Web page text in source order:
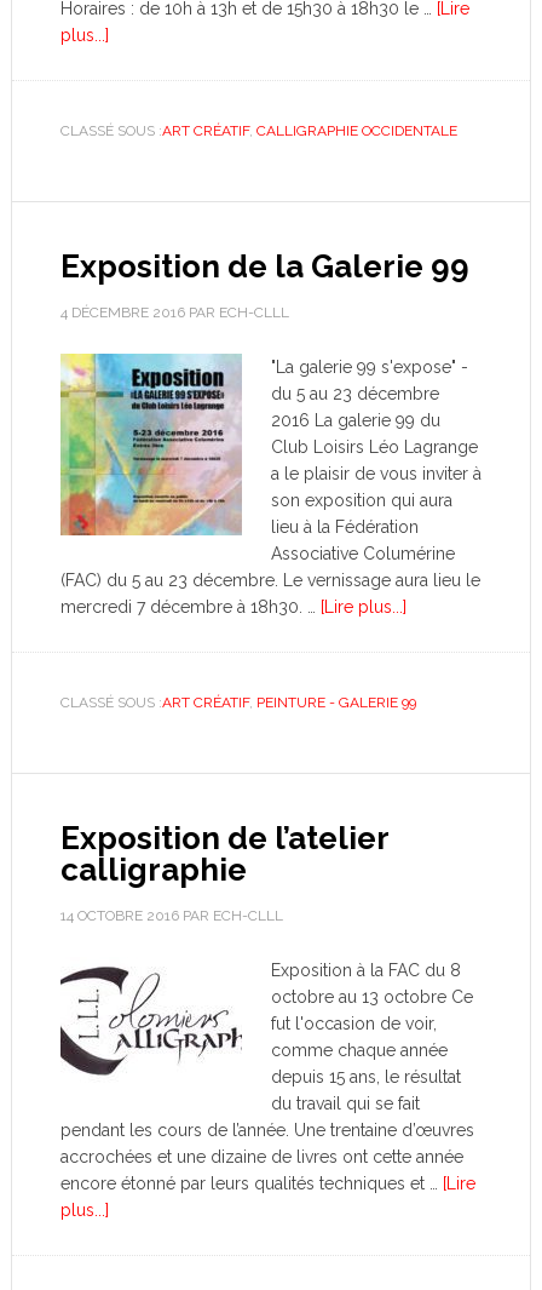
Horaires : de 10h à 13h et de 15h30 à 18h30 le …
[Lire
plus...]
CLASSÉ SOUS :ART CRÉATIF, CALLIGRAPHIE OCCIDENTALE
Exposition de la Galerie 99
4 DÉCEMBRE 2016PAR ECH-CLLL
"La galerie 99 s'expose" -
du 5 au 23 décembre
2016 La galerie 99 du
Club Loisirs Léo Lagrange
a le plaisir de vous inviter à
son exposition qui aura
lieu à la Fédération
Associative Columérine
(FAC) du 5 au 23 décembre. Le vernissage aura lieu le
mercredi 7 décembre à 18h30. …
[Lire plus...]
CLASSÉ SOUS :ART CRÉATIF, PEINTURE - GALERIE 99
Exposition de l’atelier
calligraphie
14 OCTOBRE 2016PAR ECH-CLLL
Exposition à la FAC du 8
octobre au 13 octobre Ce
fut l'occasion de voir,
comme chaque année
depuis 15 ans, le résultat
du travail qui se fait
pendant les cours de l’année. Une trentaine d’œuvres
accrochées et une dizaine de livres ont cette année
encore étonné par leurs qualités techniques et …
[Lire
plus...]